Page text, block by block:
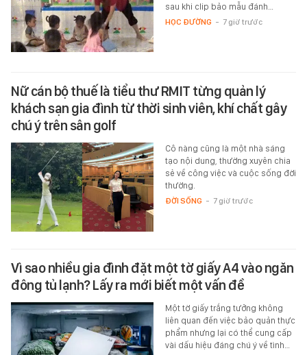
sau khi clip bảo mẫu đánh…
HỌC ĐƯỜNG - 7 giờ trước
Nữ cán bộ thuế là tiểu thư RMIT từng quản lý
khách sạn gia đình từ thời sinh viên, khí chất gây
chú ý trên sân golf
Cô nàng cũng là một nhà sáng
tạo nội dung, thường xuyên chia
sẻ về công việc và cuộc sống đời
thường.
ĐỜI SỐNG - 7 giờ trước
Vì sao nhiều gia đình đặt một tờ giấy A4 vào ngăn
đông tủ lạnh? Lấy ra mới biết một vấn đề
Một tờ giấy trắng tưởng không
liên quan đến việc bảo quản thực
phẩm nhưng lại có thể cung cấp
vài dấu hiệu đáng chú ý về tình…